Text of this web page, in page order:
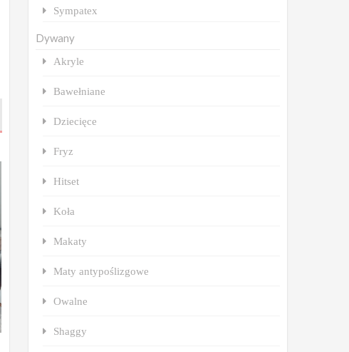
Sympatex
Dywany
Akryle
Bawełniane
Dziecięce
Fryz
Hitset
Koła
Makaty
Maty antypoślizgowe
Owalne
Shaggy